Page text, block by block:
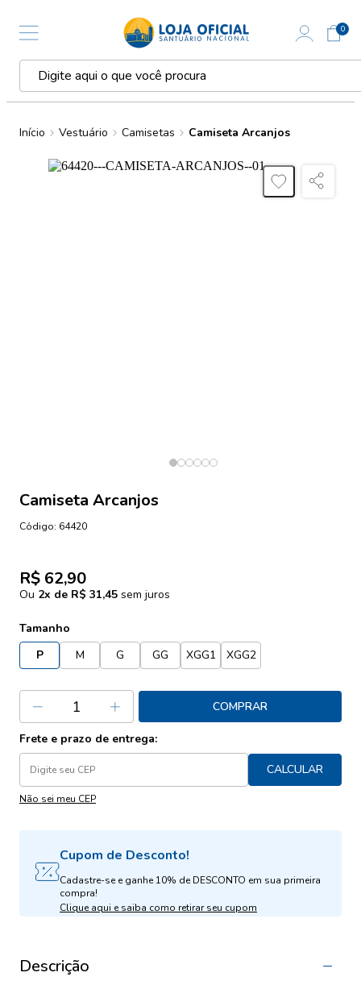
0
Início Vestuário Camisetas Camiseta Arcanjos
Camiseta Arcanjos
Código: 64420
R$ 62,90
Ou 2x de R$ 31,45 sem juros
Tamanho
P
M G GG XGG1 XGG2
COMPRAR
Frete e prazo de entrega:
CALCULAR
Não sei meu CEP
Cupom de Desconto!
Cadastre-se e ganhe 10% de DESCONTO em sua primeira
compra!
Clique aqui e saiba como retirar seu cupom
Descrição